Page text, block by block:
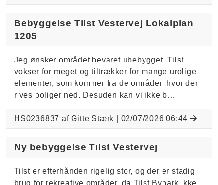
Bebyggelse Tilst Vestervej Lokalplan
1205
Jeg ønsker området bevaret ubebygget. Tilst
vokser for meget og tiltrækker for mange urolige
elementer, som kommer fra de områder, hvor der
rives boliger ned. Desuden kan vi ikke b…
HS0236837 af Gitte Stærk | 02/07/2026 06:44
Ny bebyggelse Tilst Vestervej
Tilst er efterhånden rigelig stor, og der er stadig
brug for rekreative områder, da Tilst Bypark ikke